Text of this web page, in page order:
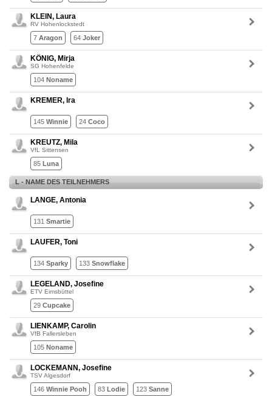
KLEIN, Laura
RV Hohenlockstedt
7 Aragon 64 Joker
KÖNIG, Mirja
SG Hohenfelde
104 Noname
KREMER, Ira
145 Winnie 24 Coco
KREUTZ, Mila
VfL Sittensen
85 Luna
L - NAME DES TEILNEHMERS
LANGE, Antonia
131 Smartie
LAUFER, Toni
134 Sparky 133 Snowflake
LEGELAND, Josefine
ETV Eimsbüttel
29 Cupcake
LIENKAMP, Carolin
VfB Fallersleben
105 Noname
LOCKEMANN, Josefine
TSV Algesdorf
146 Winnie Pooh 83 Lodie 123 Sanne